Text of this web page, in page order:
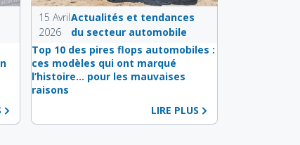
15 Avril
2026
Actualités et tendances
du secteur automobile
Top 10 des pires flops automobiles :
ces modèles qui ont marqué
l’histoire… pour les mauvaises
raisons
LIRE PLUS